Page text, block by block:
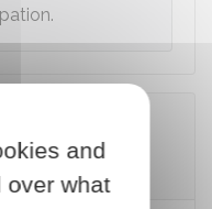
un
don de
and
over what